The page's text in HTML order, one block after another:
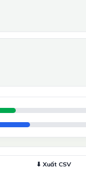
⬇ Xuất CSV